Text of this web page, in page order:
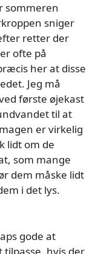
sommeren
sniger
retter der
ofte på
her at disse
Jeg må
første øjekast
til at
er virkelig
lidt om de
som mange
dem måske lidt
i det lys.
gode at
hvis der